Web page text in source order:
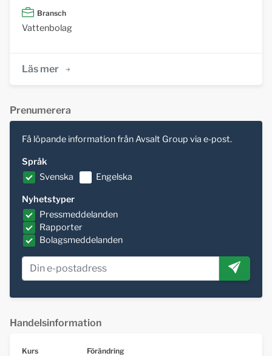
Bransch
Vattenbolag
Läs mer
Prenumerera
Få löpande information från Avsalt Group via e-post.
Språk
Svenska
Engelska
Nyhetstyper
Pressmeddelanden
Rapporter
Bolagsmeddelanden
Handelsinformation
Kurs Förändring